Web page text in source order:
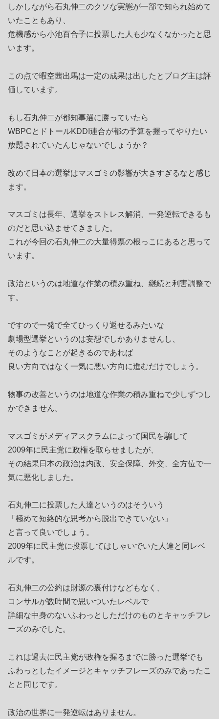
しかしながら石丸伸二のクソな実態が一部で知られ始めて
いたこともあり、
危機感から小池百合子に投票した人も少なくなかったと思
います。
この点で暇空茜出馬は一定の成果は出したとブログ主は評
価しています。
もし石丸伸二が都知事選に勝っていたら
WBPCとドトールKDDI連合が都の予算を握ってやりたい
放題されていたんじゃないでしょうか？
改めて日本の選挙はマスゴミの影響が大きすぎるなと感じ
ます。
マスゴミは長年、選挙をストレス解消、一発逆転できるも
のだと思い込ませてきました。
これが今回の石丸伸二の大量得票の根っこにあると思って
います。
政治というのは地道な作業の積み重ね、継続と利害調整で
す。
ですので一発で全てひっくり返せるみたいな
劇場型選挙というのは妄想でしかありませんし、
そのようなことが起きるのであれば
良い方向ではなく一気に悪い方向に進むだけでしょう。
物事の改善というのは地道な作業の積み重ねで少しずつし
かできません。
マスゴミがメディアスクラムによって国民を騙して
2009年に民主党に政権を取らせましたが、
その結果日本の政治は内政、安全保障、外交、全方位で一
気に悪化しました。
石丸伸二に投票した人達というのはそういう
「極めて短絡的な思考から脱出できていない」
と言って良いでしょう。
2009年に民主党に投票してはしゃいでいた人達と同レベ
ルです。
石丸伸二の公約は財源の裏付けなどもなく、
コンサルが数時間で思いついたレベルで
詳細な中身のないふわっとしただけのものとキャッチフレ
ーズのみでした。
これは過去に民主党が政権を握るまでに勝った選挙でも
ふわっとしたイメージとキャッチフレーズのみであったこ
とと同じです。
政治の世界に一発逆転はありません。